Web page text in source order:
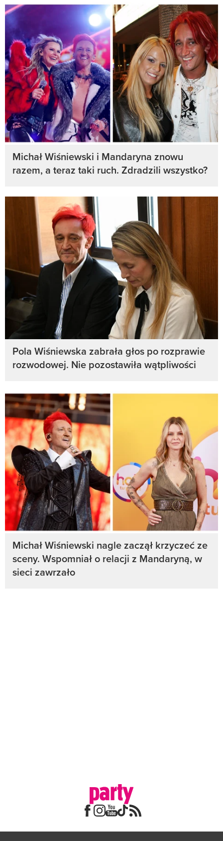
Michał Wiśniewski i Mandaryna znowu
razem, a teraz taki ruch. Zdradzili wszystko?
Pola Wiśniewska zabrała głos po rozprawie
rozwodowej. Nie pozostawiła wątpliwości
Michał Wiśniewski nagle zaczął krzyczeć ze
sceny. Wspomniał o relacji z Mandaryną, w
sieci zawrzało